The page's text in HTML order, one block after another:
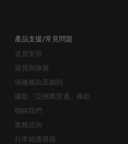
產品支援/常見問題
送貨安排
退貨與換貨
保修條款及細則
賺取「亞洲萬里通」條款
聯絡我們
業務諮詢
行李箱搜尋器